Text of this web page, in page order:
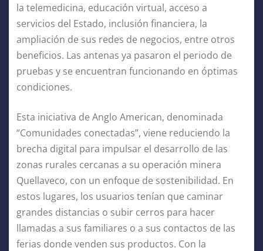
la telemedicina, educación virtual, acceso a
servicios del Estado, inclusión financiera, la
ampliación de sus redes de negocios, entre otros
beneficios. Las antenas ya pasaron el periodo de
pruebas y se encuentran funcionando en óptimas
condiciones.
Esta iniciativa de Anglo American, denominada
“Comunidades conectadas”, viene reduciendo la
brecha digital para impulsar el desarrollo de las
zonas rurales cercanas a su operación minera
Quellaveco, con un enfoque de sostenibilidad. En
estos lugares, los usuarios tenían que caminar
grandes distancias o subir cerros para hacer
llamadas a sus familiares o a sus contactos de las
ferias donde venden sus productos. Con la